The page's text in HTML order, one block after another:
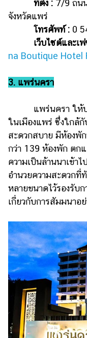
ที่ตั้ง : 7/9 ถน
จังหวัดแพร่
โทรศัพท์ : 0
เว็บไซต์และเ
na Boutique Hotel
3. แพร่นครา
แพร่นครา ให้
ในเมืองแพร่ ซึ่งใกล้กั
สะดวกสบาย มีห้องพั
กว่า 139 ห้องพัก ตก
ความเป็นล้านนาเข้า
อำนวยความสะดวกที่
หลายขนาดไว้รองรับ
เกี่ยวกับการสัมมนาอ